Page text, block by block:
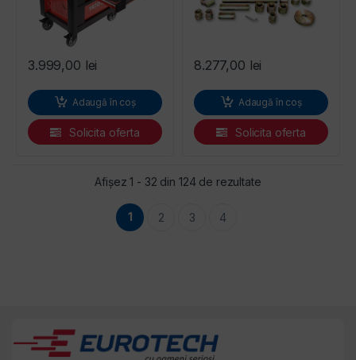
3.999,00 lei
Adaugă în coș
Solicita oferta
8.277,00 lei
Adaugă în coș
Solicita oferta
Afișez 1 - 32 din 124 de rezultateSortat după preț:
1 2 3 4